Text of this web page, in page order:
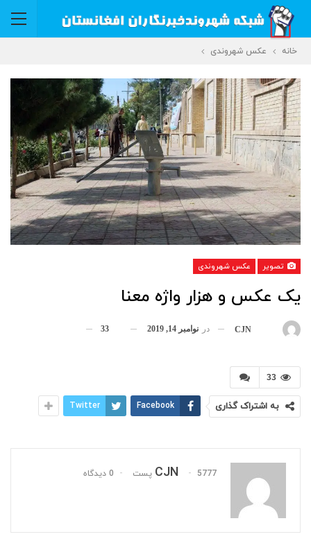
خانه عکس شهروندی
تصویر عکس شهروندی
یک عکس و هزار واژه معنا
CJN در نوامبر 14, 2019 33
33
به اشتراک گذاری Facebook
Twitter
CJN 5777 پست 0 دیدگاه